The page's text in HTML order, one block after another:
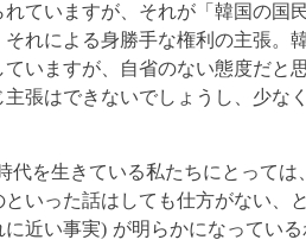
ていますが、それが「韓国の国
れによる身勝手な権利の主張。
ていますが、自省のない態度だと
主張はできないでしょうし、少な
代を生きている私たちにとっては
といった話はしても仕方がない、
に近い事実) が明らかになってい